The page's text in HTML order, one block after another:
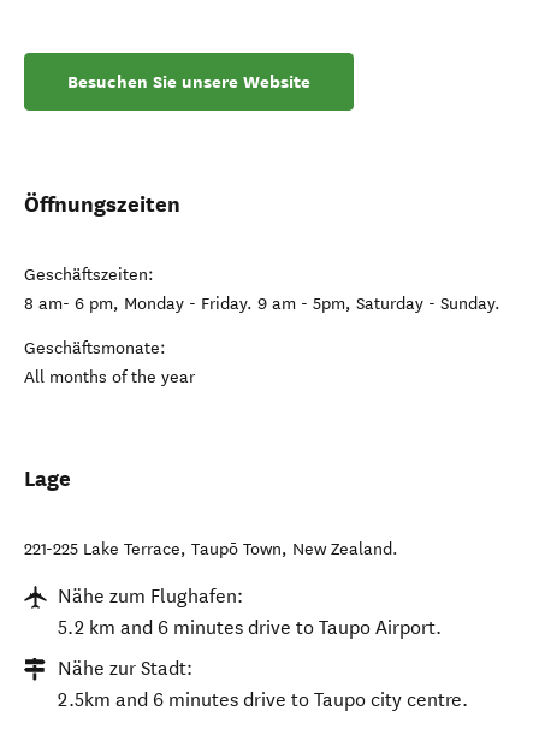
Besuchen Sie unsere Website
Öffnungszeiten
Geschäftszeiten:
8 am- 6 pm, Monday - Friday. 9 am - 5pm, Saturday - Sunday.
Geschäftsmonate:
All months of the year
Lage
221-225 Lake Terrace, Taupō Town, New Zealand.
Nähe zum Flughafen:
5.2 km and 6 minutes drive to Taupo Airport.
Nähe zur Stadt:
2.5km and 6 minutes drive to Taupo city centre.